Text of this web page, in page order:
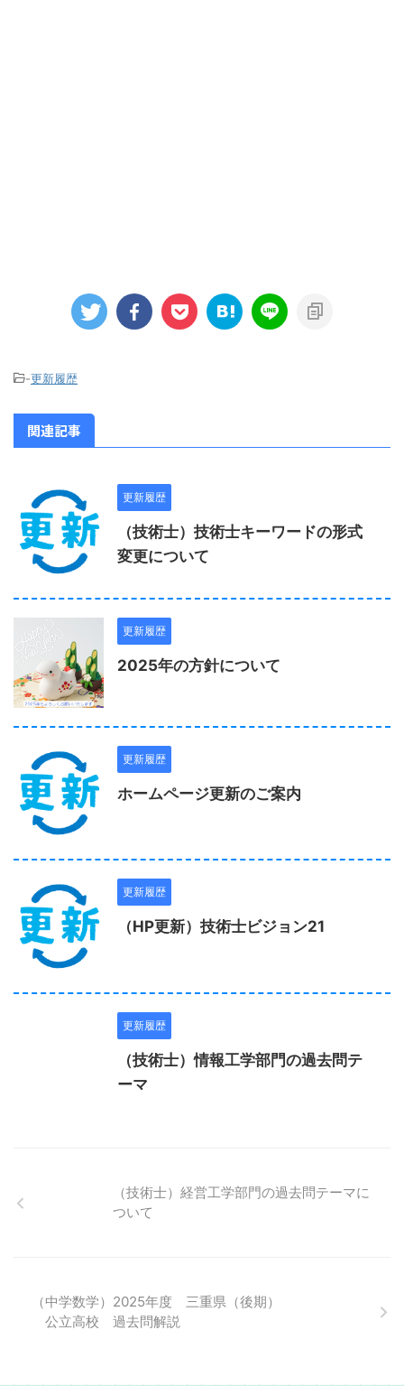
-更新履歴
関連記事
更新履歴
（技術士）技術士キーワードの形式
変更について
更新履歴
2025年の方針について
更新履歴
ホームページ更新のご案内
更新履歴
（HP更新）技術士ビジョン21
更新履歴
（技術士）情報工学部門の過去問テ
ーマ
（技術士）経営工学部門の過去問テーマに
ついて
（中学数学）2025年度 三重県（後期）
公立高校 過去問解説